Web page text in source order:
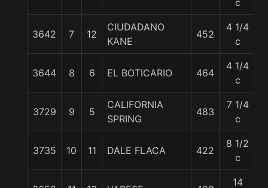
c
3642 7 12
CIUDADANO
KANE
452
4 1/4
c
3644 8 6 EL BOTICARIO 464
4 1/4
c
3729 9 5
CALIFORNIA
SPRING
483
7 1/4
c
3735 10 11 DALE FLACA 422
8 1/2
c
14